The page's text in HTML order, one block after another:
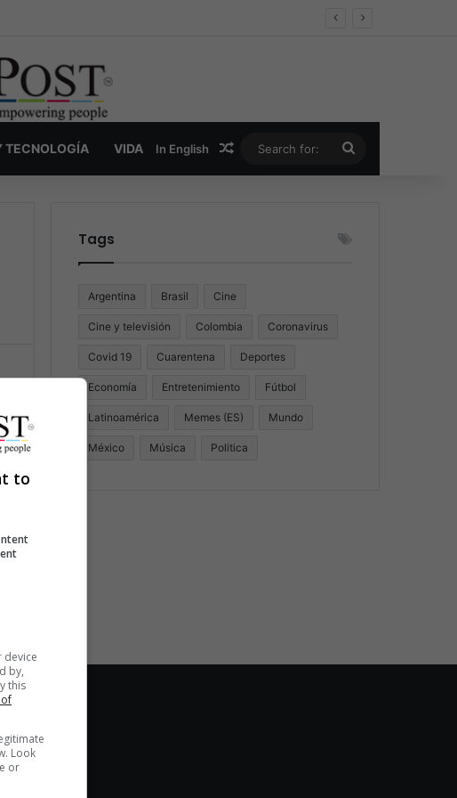
el poder y la nueva economía de la droga
TECNOLOGÍA VIDA In English Random Article
for:
Tags
Argentina Brasil Cine
Cine y televisión Colombia Coronavirus
Covid 19 Cuarentena Deportes
Economía Entretenimiento Fútbol
Latinoamérica Memes (ES) Mundo
México Música Politica
to
device
by,
this
of
Look
or